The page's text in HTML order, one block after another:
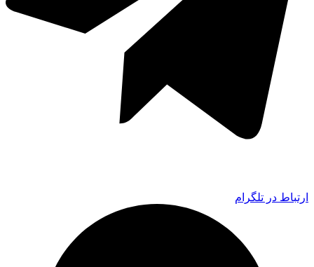
ارتباط در تلگرام